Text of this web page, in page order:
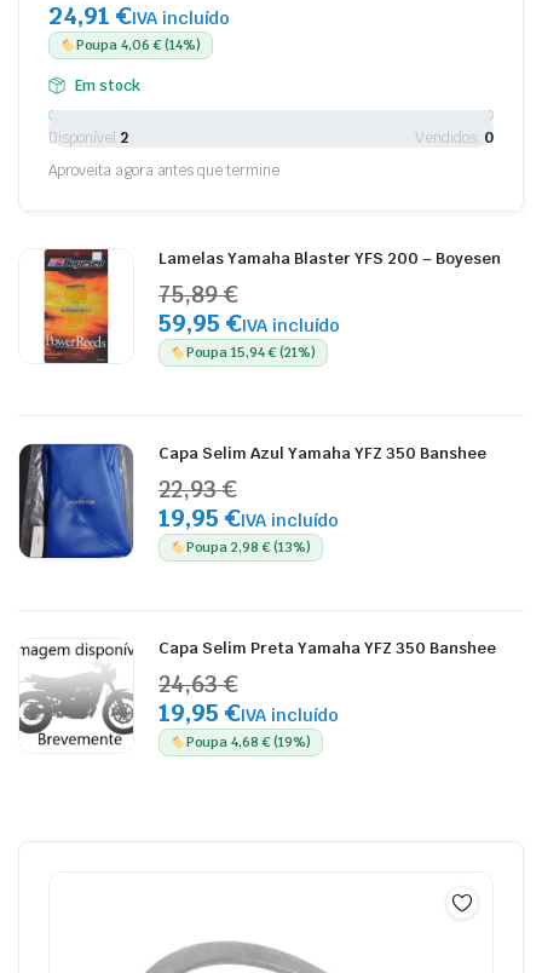
24,91 €IVA incluído
Poupa 4,06 € (14%)
Em stock
Disponível:2 Vendidos: 0
Aproveita agora antes que termine
Lamelas Yamaha Blaster YFS 200 – Boyesen
75,89 €
59,95 €IVA incluído
Poupa 15,94 € (21%)
Capa Selim Azul Yamaha YFZ 350 Banshee
22,93 €
19,95 €IVA incluído
Poupa 2,98 € (13%)
Capa Selim Preta Yamaha YFZ 350 Banshee
24,63 €
19,95 €IVA incluído
Poupa 4,68 € (19%)